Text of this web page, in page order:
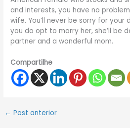
and interests, you have no
wife. You’ll never be sorry for your
you do opt to marry her, she’ll be
partner and a wonderful mom.
Compartilhe
← Post anterior